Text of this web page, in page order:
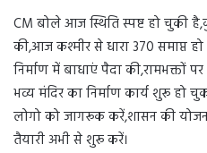
CM बोले आज स्थिति स्पष्ट हो चुकी
की,आज कश्मीर से धारा 370 समाप्त
निर्माण में बाधाएं पैदा की,रामभक्तों
भव्य मंदिर का निर्माण कार्य शुरू हो
लोगो को जागरूक करें,शासन की
तैयारी अभी से शुरू करें।